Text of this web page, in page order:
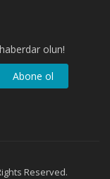
olun!
Abone ol
Reserved.